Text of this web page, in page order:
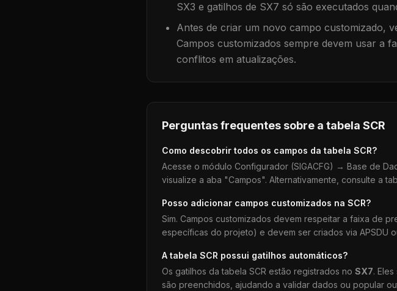
SX3 e gatilhos de SX7 só são executados
Antes de criar um novo campo customizado,
Campos customizados sempre devem usar a
conflitos em atualizações.
Perguntas frequentes sobre a tabela SCR
Como descobrir todos os campos da tabela SCR?
Acesse o módulo Configurador (SIGACFG) → Base de
visualize a aba "Campos". Alternativamente, consulte a
Posso adicionar campos customizados na SCR?
Sim. Campos customizados devem respeitar a faixa de
específicas do projeto) e devem ser criados via APSDU
A tabela SCR possui gatilhos automáticos?
Os gatilhos da tabela SCR estão registrados no SX7.
são preenchidos, ajudando a validar dados ou popular